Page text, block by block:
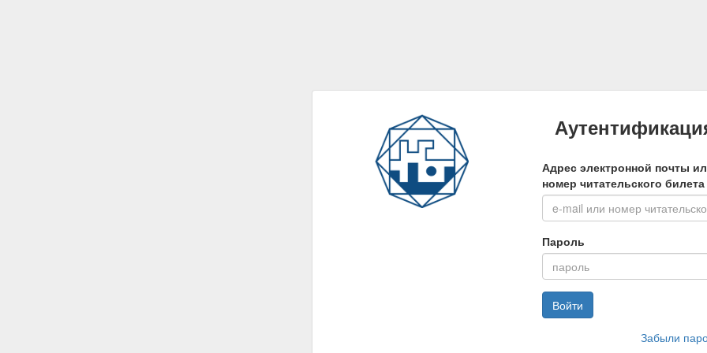
Адрес электронной почты
номер читательского билета
Пароль
Войти
Забыли